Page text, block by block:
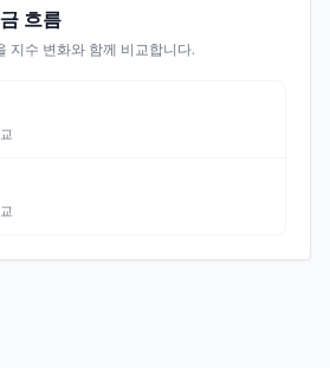
흐름
지수 변화와 함께 비교합니다.